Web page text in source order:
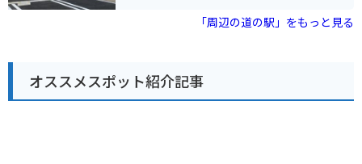
ライン」や、太平洋を一望できる「館山ファミリーパー
ク」など、観光スポットも充実しています。バイクで訪
料理も楽しむことができます。道の駅周辺には、新鮮な
魚介類を使ったレストランも多いので、ぜひ立ち寄って
みてください。
「周辺の道の駅」をもっと見る
オススメスポット紹介記事